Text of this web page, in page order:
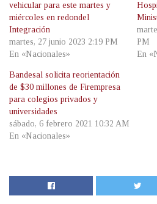
vehicular para este martes y
miércoles en redondel
Integración
martes, 27 junio 2023 2:19 PM
En «Nacionales»
PM
En
Bandesal solicita reorientación
de $30 millones de Firempresa
para colegios privados y
universidades
sábado, 6 febrero 2021 10:32 AM
En «Nacionales»